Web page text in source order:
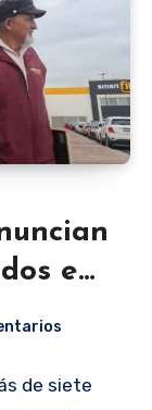
en
de siete